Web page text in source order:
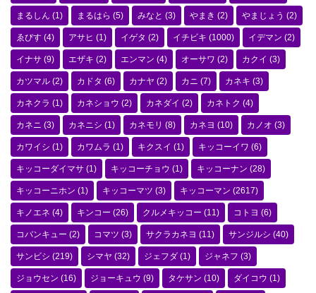
まるしん (1) まるはら (5) みなと (3) やまき (2) やまじょう (2)
ゑびす (4) アサヒ (1) イゲタ (2) イチビキ (1000) イデマン (2)
イナサ (9) エザキ (2) エンマン (4) オーサワ (2) カクイ (3)
カツマル (2) カドタ (6) カナヤ (2) カニ (7) カネキ (3)
カネクラ (1) カネショウ (2) カネダイ (2) カネトク (4)
カネニ (3) カネニシ (1) カネモリ (8) カネヨ (10) カノオ (3)
カワイシ (1) カワムラ (1) キクスイ (1) キッコーイワ (6)
キッコーダイマサ (1) キッコーチョウ (1) キッコーナン (28)
キッコーニホン (1) キッコーマツ (3) キッコーマン (2617)
キノエネ (4) キンコー (26) クルメキッコー (11) コトヨ (6)
コバンキュー (2) コマツ (3) サクラカネヨ (11) サンジルシ (40)
サンビシ (219) シマヤ (32) ジェフダ (1) ジャネフ (3)
ジョウセン (16) ジョーキュウ (9) タケサン (10) ダイコウ (1)